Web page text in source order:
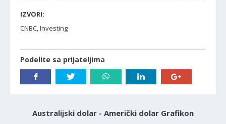
IZVORI:
CNBC, Investing
Podelite sa prijateljima
Australijski dolar - Američki dolar Grafikon